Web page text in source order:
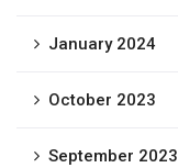
January 2024
October 2023
September 2023